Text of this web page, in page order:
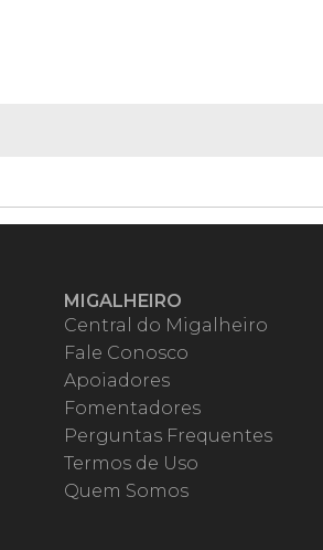
MIGALHEIRO
Central do Migalheiro
Fale Conosco
Apoiadores
Fomentadores
Perguntas Frequentes
Termos de Uso
Quem Somos